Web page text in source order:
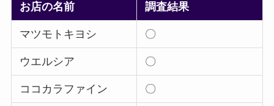
お店の名前 調査結果
マツモトキヨシ 〇
ウエルシア 〇
ココカラファイン 〇